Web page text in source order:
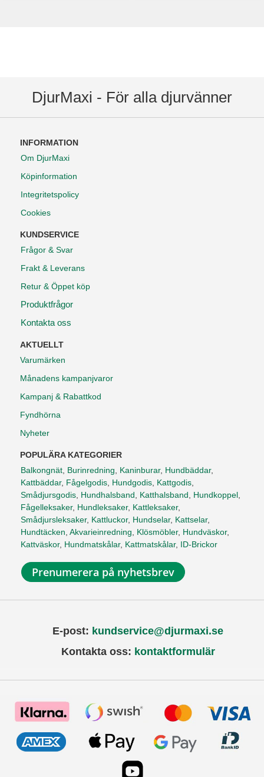
DjurMaxi - För alla djurvänner
INFORMATION
Om DjurMaxi
Köpinformation
Integritetspolicy
Cookies
KUNDSERVICE
Frågor & Svar
Frakt & Leverans
Retur & Öppet köp
Produktfrågor
Kontakta oss
AKTUELLT
Varumärken
Månadens kampanjvaror
Kampanj & Rabattkod
Fyndhörna
Nyheter
POPULÄRA KATEGORIER
Balkongnät, Burinredning, Kaninburar, Hundbäddar,
Kattbäddar, Fågelgodis, Hundgodis, Kattgodis,
Smådjursgodis, Hundhalsband, Katthalsband, Hundkoppel,
Fågelleksaker, Hundleksaker, Kattleksaker,
Smådjursleksaker, Kattluckor, Hundselar, Kattselar,
Hundtäcken, Akvarieinredning, Klösmöbler, Hundväskor,
Kattväskor, Hundmatskålar, Kattmatskålar, ID-Brickor
Prenumerera på nyhetsbrev
E-post: kundservice@djurmaxi.se
Kontakta oss: kontaktformulär